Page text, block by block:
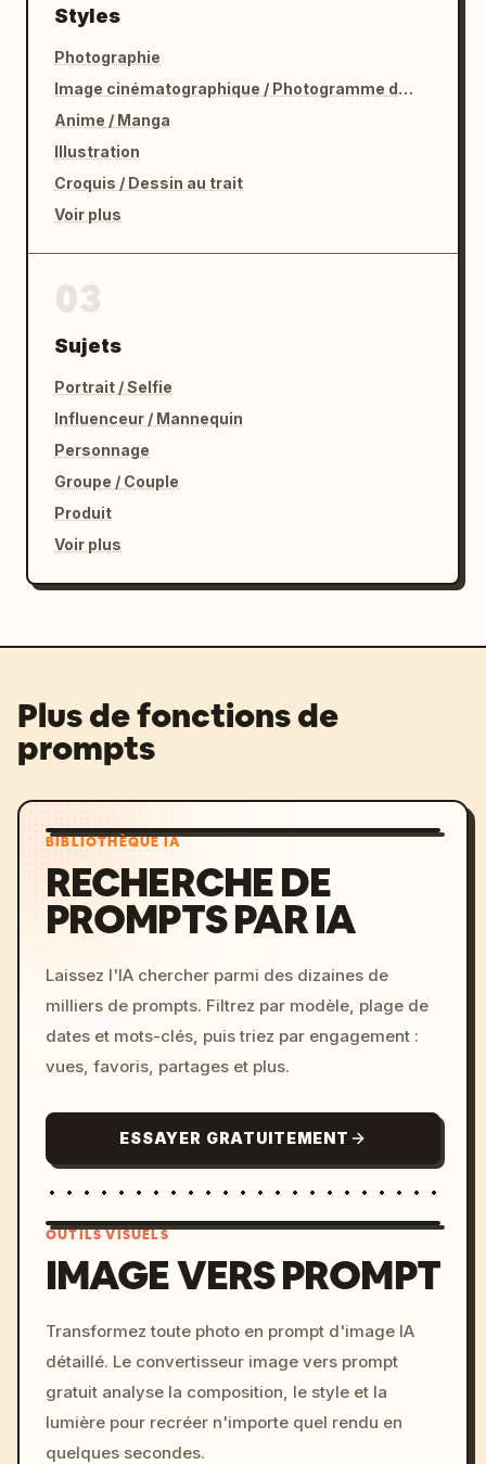
Styles
Photographie
Image cinématographique / Photogramme de film
Anime / Manga
Illustration
Croquis / Dessin au trait
Voir plus
Sujets
Portrait / Selfie
Influenceur / Mannequin
Personnage
Groupe / Couple
Produit
Voir plus
Plus de fonctions de
prompts
BIBLIOTHÈQUE IA
RECHERCHE DE
PROMPTS PAR IA
Laissez l'IA chercher parmi des dizaines de
milliers de prompts. Filtrez par modèle, plage de
dates et mots-clés, puis triez par engagement :
vues, favoris, partages et plus.
ESSAYER GRATUITEMENT
c, cyberpunk sunset, neon
colors, 8k --v 6.0
OUTILS VISUELS
IMAGE VERS PROMPT
Transformez toute photo en prompt d'image IA
détaillé. Le convertisseur image vers prompt
gratuit analyse la composition, le style et la
lumière pour recréer n'importe quel rendu en
quelques secondes.